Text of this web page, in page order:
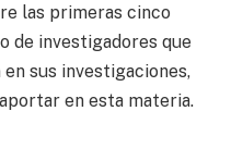
las primeras cinco
de investigadores que
sus investigaciones,
en esta materia.